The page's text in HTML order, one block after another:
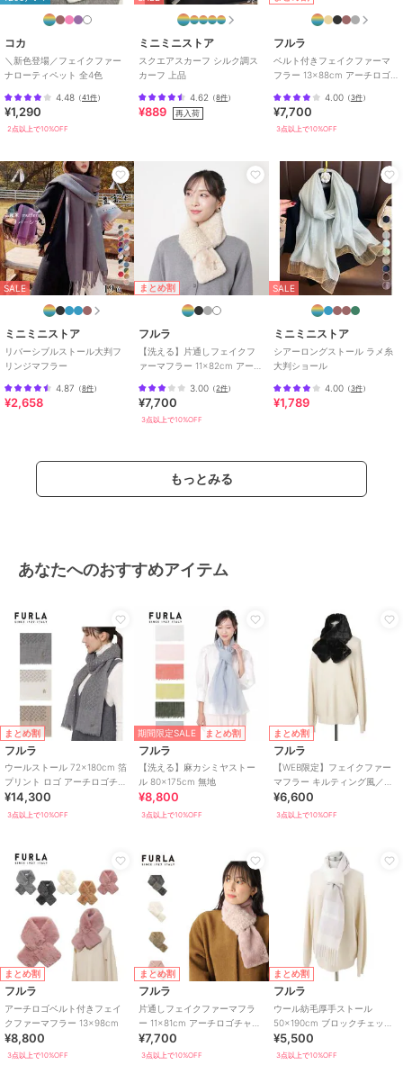
ポリエステル素材/無地 /ロゴ
ワンポイント/リボン
フスタイル / ウォーキング・ラン
ニング/アウトドア/キャン
プ・レジャー
パー
ティー・結婚式・二次会
ビジネ
ス/カジュアル
コカ
＼新色登場／フェイクファー
ナローティペット 全4色
4.48 （41件）
¥1,290
2点以上で10%OFF
ミニミニストア
スクエアスカーフ シルク調ス
カーフ 上品
4.62 （8件）
¥889 再入荷
フルラ
ベルト付きフェイクファーマ
フラー 13×88cm アーチロゴ
4.00（3件）
¥7,700
3点以上で10%OFF
SALE
ミニミニストア
リバーシブルストール大判フ
リンジマフラー
4.87 （8件）
¥2,658
まとめ割
フルラ
【洗える】片通しフェイクフ
ァーマフラー 11×82cm アーチ
3.00 （2件）
¥7,700
3点以上で10%OFF
SALE
ミニミニストア
シアーロングストール ラメ糸
大判ショール
4.00（3件）
¥1,789
もっとみる
あなたへのおすすめアイテム
まとめ割
フルラ
ウールストール 72×180cm 箔
プリント ロゴ アーチロゴチャ
ーム付き
¥14,300
3点以上で10%OFF
期間限定SALE まとめ割
フルラ
【洗える】麻カシミヤストー
ル 80×175cm 無地
¥8,800
3点以上で10%OFF
まとめ割
フルラ
【WEB限定】フェイクファー
マフラー キルティング風／洗
える
¥6,600
3点以上で10%OFF
まとめ割
フルラ
アーチロゴベルト付きフェイ
クファーマフラー 13×98cm
¥8,800
3点以上で10%OFF
まとめ割
フルラ
片通しフェイクファーマフラ
ー 11×81cm アーチロゴチャー
ム付き
¥7,700
3点以上で10%OFF
まとめ割
フルラ
ウール紡毛厚手ストール
50×190cm ブロックチェック
ラメ入り ロゴ
¥5,500
3点以上で10%OFF